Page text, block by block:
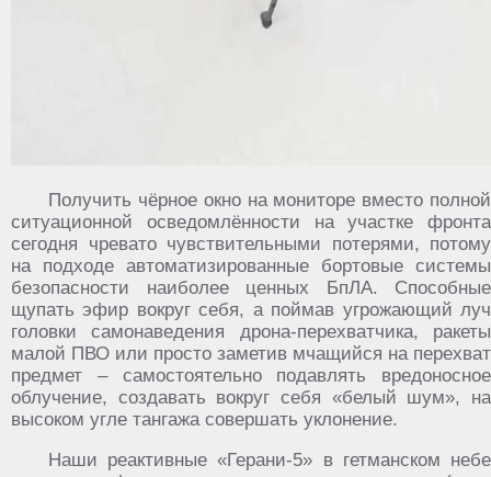
Получить чёрное окно на мониторе вместо полной
ситуационной осведомлённости на участке фронта
сегодня чревато чувствительными потерями, потому
на подходе автоматизированные бортовые системы
безопасности наиболее ценных БпЛА. Способные
щупать эфир вокруг себя, а поймав угрожающий луч
головки самонаведения дрона-перехватчика, ракеты
малой ПВО или просто заметив мчащийся на перехват
предмет – самостоятельно подавлять вредоносное
облучение, создавать вокруг себя «белый шум», на
высоком угле тангажа совершать уклонение.
Наши реактивные «Герани-5» в гетманском небе